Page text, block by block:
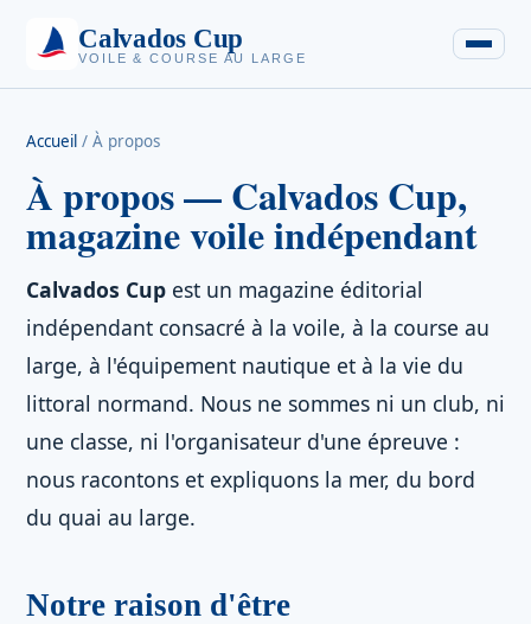
Calvados Cup
VOILE & COURSE AU LARGE
Accueil / À propos
À propos — Calvados Cup,
magazine voile indépendant
Calvados Cup est un magazine éditorial
indépendant consacré à la voile, à la course au
large, à l'équipement nautique et à la vie du
littoral normand. Nous ne sommes ni un club, ni
une classe, ni l'organisateur d'une épreuve :
nous racontons et expliquons la mer, du bord
du quai au large.
Notre raison d'être